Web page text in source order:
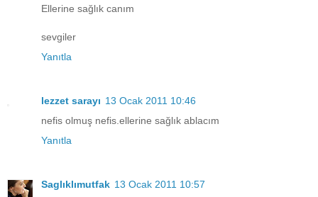
Ellerine sağlık canım
sevgiler
Yanıtla
lezzet sarayı 13 Ocak 2011 10:46
nefis olmuş nefis.ellerine sağlık ablacım
Yanıtla
Saglıklımutfak 13 Ocak 2011 10:57